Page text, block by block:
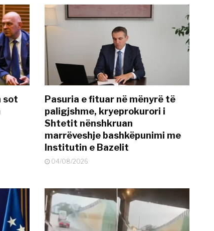
sot
Pasuria e fituar në mënyrë të
paligjshme, kryeprokurori i
Shtetit nënshkruan
marrëveshje bashkëpunimi me
Institutin e Bazelit
04/08/2026